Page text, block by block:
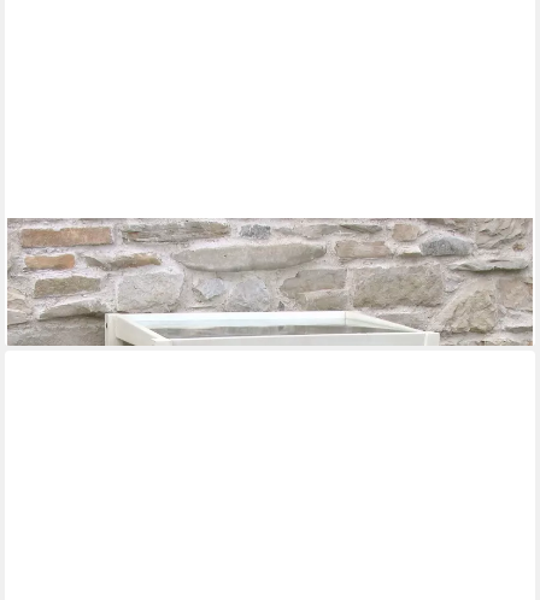
GRASEKAMP
Gartentisch Pflanztisch Calabria 75x45x97cm
149,99 €
lieferbar - in 2-3 Werktagen bei dir